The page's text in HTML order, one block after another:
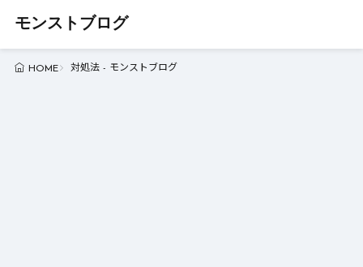
モンストブログ
HOME 対処法 - モンストブログ